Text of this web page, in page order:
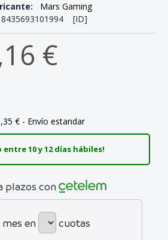
Mars Gaming
8435693101994 [ID]
€
€ - Envío estandar
entre 10 y 12 días hábiles!
plazos con
mes en cuotas